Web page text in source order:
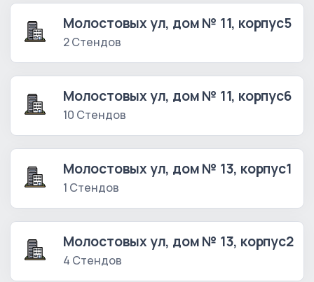
Молостовых ул, дом № 11, корпус5
2 Стендов
Молостовых ул, дом № 11, корпус6
10 Стендов
Молостовых ул, дом № 13, корпус1
1 Стендов
Молостовых ул, дом № 13, корпус2
4 Стендов